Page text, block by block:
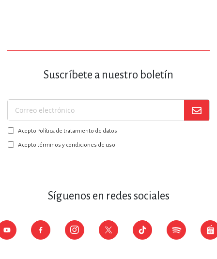
Suscríbete a nuestro boletín
Suscríbase
a
nuestro
boletín:
Acepto Política de tratamiento de datos
Acepto términos y condiciones de uso
Síguenos en redes sociales